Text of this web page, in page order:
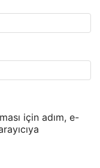
için adım, e-